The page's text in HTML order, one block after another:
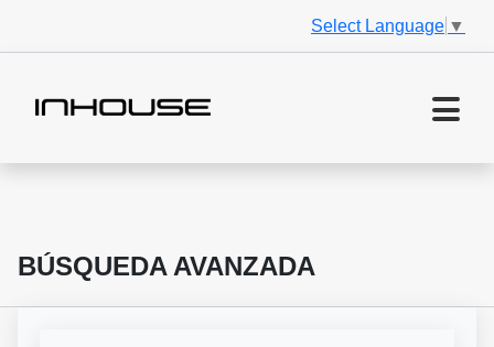
Select Language ▼
BÚSQUEDA AVANZADA